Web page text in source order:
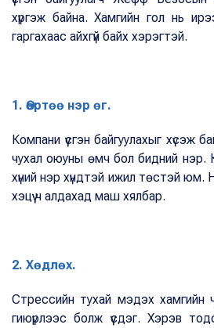
хүргэж байна. Хамгийн гол нь
гаргахаас айхгүй байх хэрэгтэй.
1. Өөртөө нэр өг.
Компани үүсгэн байгуулахыг хүсэж
чухал оюуны өмч бол бидний нэр.
хүний нэр хүндтэй ижил төстэй юм.
хэцүү ч алдахад маш хялбар.
2. Хөдлөх.
Стрессийн тухай мэдэх хамгийн
гиюүрлээс болж үүсдэг. Хэрэв